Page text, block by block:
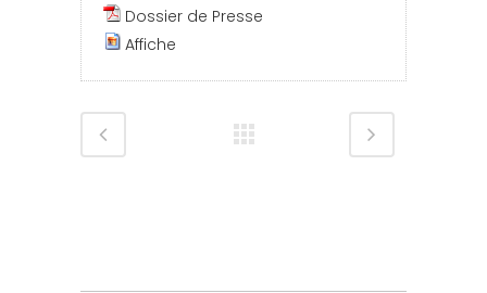
Dossier de Presse
Affiche